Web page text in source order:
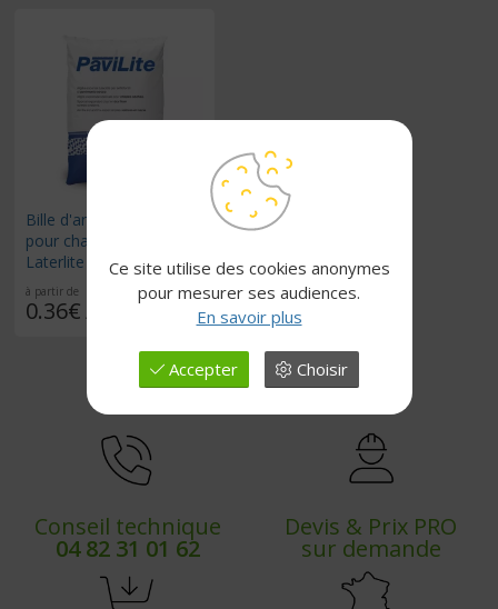
Bille d'argile expansée
pour chape sèche -
Laterlite PaviLite
à partir de
0.36€ / L
Conseil technique
04 82 31 01 62
Devis & Prix PRO
sur demande
Ce site utilise des cookies anonymes
pour mesurer ses audiences.
En savoir plus
Accepter Choisir